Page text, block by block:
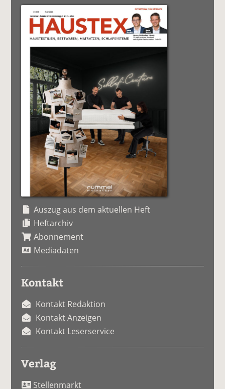
Auszug aus dem aktuellen Heft
Heftarchiv
Abonnement
Mediadaten
Kontakt
Kontakt Redaktion
Kontakt Anzeigen
Kontakt Leserservice
Verlag
Stellenmarkt